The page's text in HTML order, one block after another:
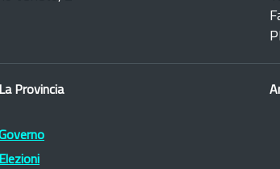
La Provincia
Elezioni